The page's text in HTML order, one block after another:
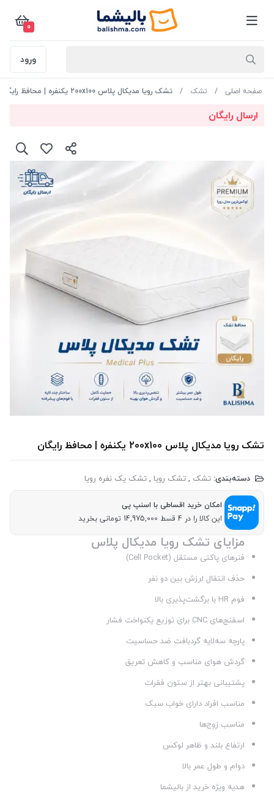
0
ورود
صفحه اصلی تشک تشک رویا مدیکال پلاس 200x100 یکنفره | محافظ رایگان
ارسال رایگان
تشک رویا مدیکال پلاس 200x100 یکنفره | محافظ رایگان
دسته‌بندی: تشک ,تشک رویا ,تشک یک نفره رویا
امکان خرید اقساطی با اسنپ پی
این کالا را در 4 قسط 14,975,000 تومانی بخرید
مزایای تشک رویا مدیکال پلاس
فنرهای پاکتی مستقل (Cell Pocket)
حذف انتقال لرزش بین دو نفر
فوم HR با برگشت‌پذیری بالا
اسفنج‌های CNC برای توزیع یکنواخت فشار
پارچه سه‌لایه گردبافت ضد حساسیت
گردش هوای مناسب و کاهش تعریق
پشتیبانی بهتر از ستون فقرات
مناسب افراد دارای خواب سبک
مناسب زوج‌ها
ارتفاع بلند و ظاهر لوکس
دوام و طول عمر بالا
هدیه ویژه خرید از بالیشما